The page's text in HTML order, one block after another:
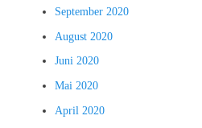
September 2020
August 2020
Juni 2020
Mai 2020
April 2020